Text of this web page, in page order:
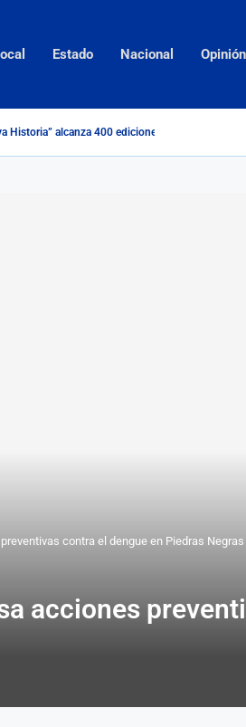
Estado Nacional Opinión
Historia” alcanza 400 ediciones de la
contra el dengue en Piedras Negras
acciones